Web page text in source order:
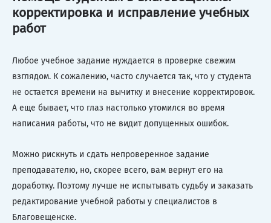
корректировка и исправление учебных
работ
Любое учебное задание нуждается в проверке свежим
взглядом. К сожалению, часто случается так, что у студента
не остается времени на вычитку и внесение корректировок.
А еще бывает, что глаз настолько утомился во время
написания работы, что не видит допущенных ошибок.
Можно рискнуть и сдать непроверенное задание
преподавателю, но, скорее всего, вам вернут его на
доработку. Поэтому лучше не испытывать судьбу и заказать
редактирование учебной работы у специалистов в
Благовещенске.